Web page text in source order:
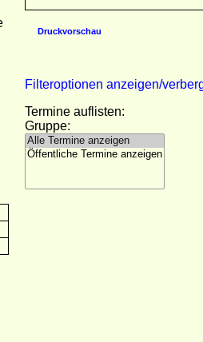
Druckvorschau
Filteroptionen anzeigen/
Termine auflisten:
Gruppe: